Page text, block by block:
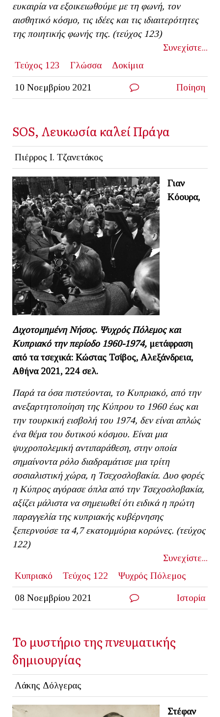
ευκαιρία να εξοικειωθούμε με τη φωνή, τον
αισθητικό κόσμο, τις ιδέες και τις ιδιαιτερότητες
της ποιητικής φωνής της. (τεύχος 123)
Συνεχίστε...
Τεύχος 123
Γλώσσα Δοκίμια
10 Νοεμβρίου 2021 Ποίηση
SOS, Λευκωσία καλεί Πράγα
Πιέρρος Ι. Τζανετάκος
Γιαν
Κόουρα,
Διχοτομημένη Νήσος. Ψυχρός Πόλεμος και
Κυπριακό την περίοδο 1960-1974, μετάφραση
από τα τσεχικά: Κώστας Τσίβος, Αλεξάνδρεια,
Αθήνα 2021, 224 σελ.
Παρά τα όσα πιστεύονται, το Κυπριακό, από την
ανεξαρτητοποίηση της Κύπρου το 1960 έως και
την τουρκική εισβολή του 1974, δεν είναι απλώς
ένα θέμα του δυτικού κόσμου. Είναι μια
ψυχροπολεμική αντιπαράθεση, στην οποία
σημαίνοντα ρόλο διαδραμάτισε μια τρίτη
σοσιαλιστική χώρα, η Τσεχοσλοβακία. Δυο φορές
η Κύπρος αγόρασε όπλα από την Τσεχοσλοβακία,
αξίζει μάλιστα να σημειωθεί ότι ειδικά η πρώτη
παραγγελία της κυπριακής κυβέρνησης
ξεπερνούσε τα 4,7 εκατομμύρια κορώνες. (τεύχος
122)
Συνεχίστε...
Κυπριακό
Τεύχος 122 Ψυχρός Πόλεμος
08 Νοεμβρίου 2021 Ιστορία
Το μυστήριο της πνευματικής
δημιουργίας
Λάκης Δόλγερας
Στέφαν